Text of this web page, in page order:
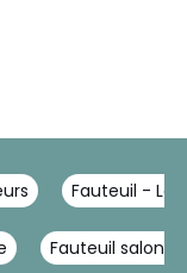
Fauteuil - La
Fauteuil salon